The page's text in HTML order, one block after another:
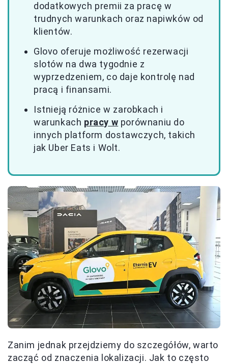
dodatkowych premii za pracę w
trudnych warunkach oraz napiwków od
klientów.
Glovo oferuje możliwość rezerwacji
slotów na dwa tygodnie z
wyprzedzeniem, co daje kontrolę nad
pracą i finansami.
Istnieją różnice w zarobkach i
warunkach pracy w porównaniu do
innych platform dostawczych, takich
jak Uber Eats i Wolt.
Zanim jednak przejdziemy do szczegółów, warto
zacząć od znaczenia lokalizacji. Jak to często